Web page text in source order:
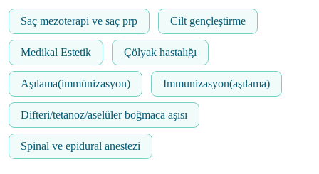
Saç mezoterapi ve saç prp Cilt gençleştirme
Medikal Estetik Çölyak hastalığı
Aşılama(immünizasyon) Immunizasyon(aşılama)
Difteri/tetanoz/aselüler boğmaca aşısı
Spinal ve epidural anestezi